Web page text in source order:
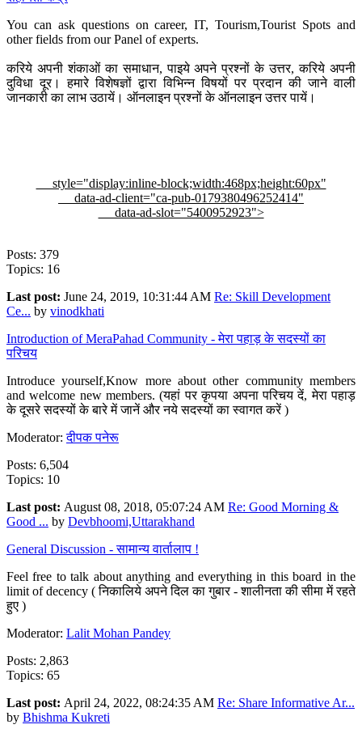
You can ask questions on career, IT, Tourism,Tourist Spots and
other fields from our Panel of experts.
करिये अपनी शंकाओं का समाधान, पाइये अपने प्रश्नों के उत्तर, करिये अपनी
दुविधा दूर। हमारे विशेषज्ञों द्वारा विभिन्न विषयों पर प्रदान की जाने वाली
जानकारी का लाभ उठायें। ऑनलाइन प्रश्नों के ऑनलाइन उत्तर पायें।
style="display:inline-block;width:468px;height:60px"
data-ad-client="ca-pub-0179380496252414"
data-ad-slot="5400952923">
Posts: 379
Topics: 16
Last post: June 24, 2019, 10:31:44 AM Re: Skill Development
Ce... by vinodkhati
Introduction of MeraPahad Community - मेरा पहाड़ के सदस्यों का
परिचय
Introduce yourself,Know more about other community members
and welcome new members. (यहां पर कृपया अपना परिचय दें, मेरा पहाड़
के दूसरे सदस्यों के बारे में जानें और नये सदस्यों का स्वागत करें )
Moderator:दीपक पनेरू
Posts: 6,504
Topics: 10
Last post: August 08, 2018, 05:07:24 AM Re: Good Morning &
Good ... by Devbhoomi,Uttarakhand
General Discussion - सामान्य वार्तालाप !
Feel free to talk about anything and everything in this board in the
limit of decency ( निकालिये अपने दिल का गुबार - शालीनता की सीमा में रहते
हुए )
Moderator: Lalit Mohan Pandey
Posts: 2,863
Topics: 65
Last post: April 24, 2022, 08:24:35 AM Re: Share Informative Ar...
by Bhishma Kukreti